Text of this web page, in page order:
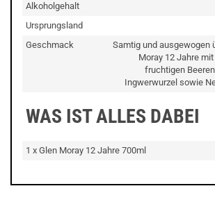
Alkoholgehalt
Ursprungsland
Geschmack
Samtig und ausgewogen
Moray 12 Jahre
fruchtigen
Ingwerwurzel sowie
WAS IST ALLES DABEI
1 x Glen Moray 12 Jahre 700ml